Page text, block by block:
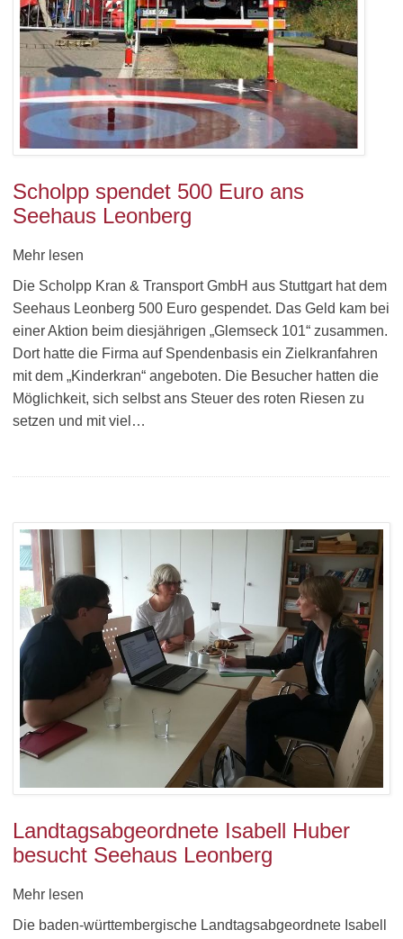
Scholpp spendet 500 Euro ans
Seehaus Leonberg
Mehr lesen
Die Scholpp Kran & Transport GmbH aus Stuttgart hat dem
Seehaus Leonberg 500 Euro gespendet. Das Geld kam bei
einer Aktion beim diesjährigen „Glemseck 101“ zusammen.
Dort hatte die Firma auf Spendenbasis ein Zielkranfahren
mit dem „Kinderkran“ angeboten. Die Besucher hatten die
Möglichkeit, sich selbst ans Steuer des roten Riesen zu
setzen und mit viel…
Landtagsabgeordnete Isabell Huber
besucht Seehaus Leonberg
Mehr lesen
Die baden-württembergische Landtagsabgeordnete Isabell